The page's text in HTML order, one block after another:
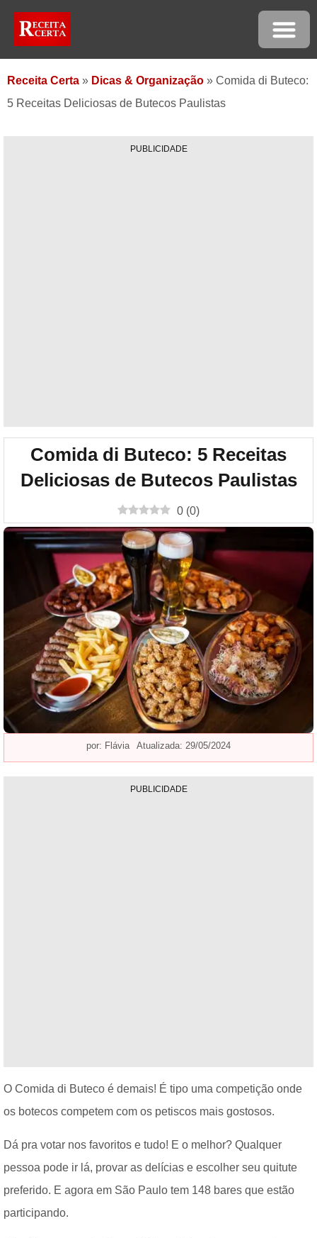
Receita Certa » Dicas & Organização » Comida di Buteco:
5 Receitas Deliciosas de Butecos Paulistas
PUBLICIDADE
Comida di Buteco: 5 Receitas
Deliciosas de Butecos Paulistas
0 (0)
por: Flávia Atualizada: 29/05/2024
PUBLICIDADE
O Comida di Buteco é demais! É tipo uma competição onde
os botecos competem com os petiscos mais gostosos.
Dá pra votar nos favoritos e tudo! E o melhor? Qualquer
pessoa pode ir lá, provar as delícias e escolher seu quitute
preferido. E agora em São Paulo tem 148 bares que estão
participando.